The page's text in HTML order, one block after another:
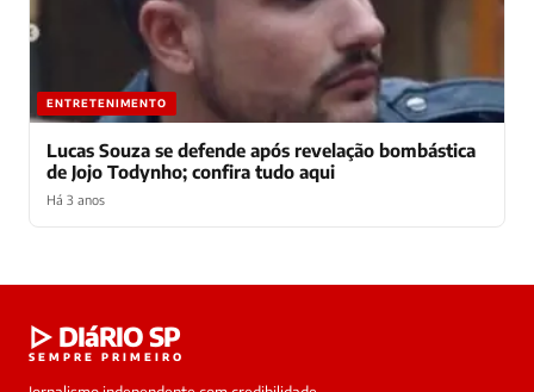
ENTRETENIMENTO
Lucas Souza se defende após revelação bombástica
de Jojo Todynho; confira tudo aqui
Há 3 anos
online
▷ DIáRIO SP
SEMPRE PRIMEIRO